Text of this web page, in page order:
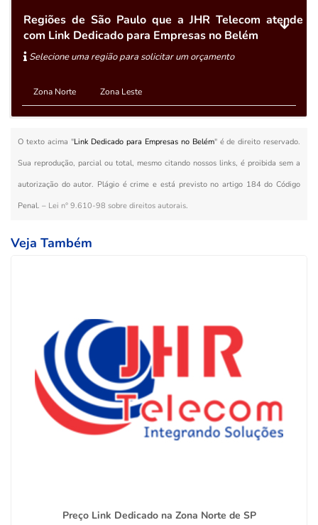
Regiões de São Paulo que a JHR Telecom atende
com Link Dedicado para Empresas no Belém
Selecione uma região para solicitar um orçamento
Zona Norte Zona Leste
O texto acima "Link Dedicado para Empresas no Belém" é de direito reservado.
Sua reprodução, parcial ou total, mesmo citando nossos links, é proibida sem a
autorização do autor. Plágio é crime e está previsto no artigo 184 do Código
Penal. – Lei n° 9.610-98 sobre direitos autorais.
Veja Também
Preço Link Dedicado na Zona Norte de SP